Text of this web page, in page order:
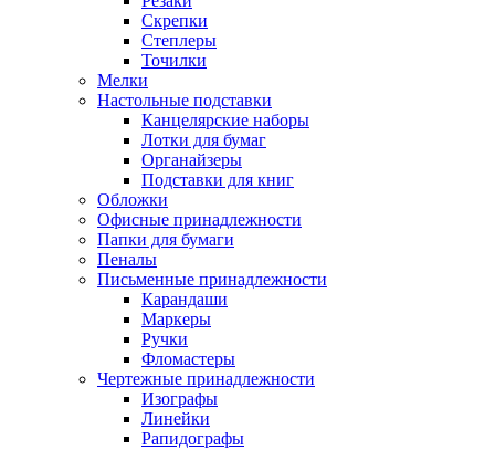
Скрепки
Степлеры
Точилки
Мелки
Настольные подставки
Канцелярские наборы
Лотки для бумаг
Органайзеры
Подставки для книг
Обложки
Офисные принадлежности
Папки для бумаги
Пеналы
Письменные принадлежности
Карандаши
Маркеры
Ручки
Фломастеры
Чертежные принадлежности
Изографы
Линейки
Рапидографы